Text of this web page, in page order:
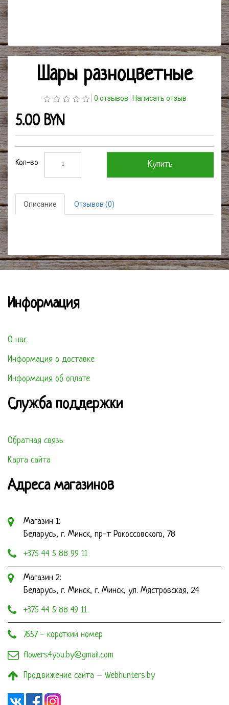
Шары разноцветные
0 отзывов Написать отзыв
5.00 BYN
Кол-во Купить
Описание Отзывов (0)
Информация
О нас
Информация о доставке
Информация об оплате
Служба поддержки
Обратная связь
Карта сайта
Адреса магазинов
Магазин 1:
Беларусь, г. Минск, пр-т Рокоссовского, 78
+375 44 5 88 99 11
Магазин 2:
Беларусь, г. Минск, г. Минск, ул. Мястровская, 24
+375 44 5 88 49 11
7657 - короткий номер
flowers4you.by@gmail.com
Продвижение сайта – Webhunters.by